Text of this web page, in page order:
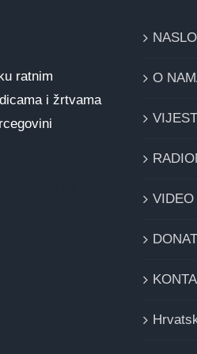
ratnim
i žrtvama
O
VIJESTI
VIDEO